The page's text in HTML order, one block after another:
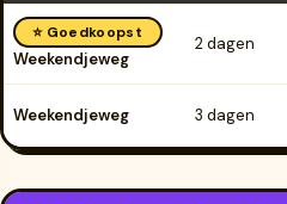
⭐ Goedkoopst
Weekendjeweg
2 dagen
Weekendjeweg 3 dagen